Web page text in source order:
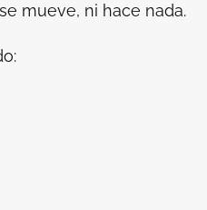
mueve, ni hace nada.